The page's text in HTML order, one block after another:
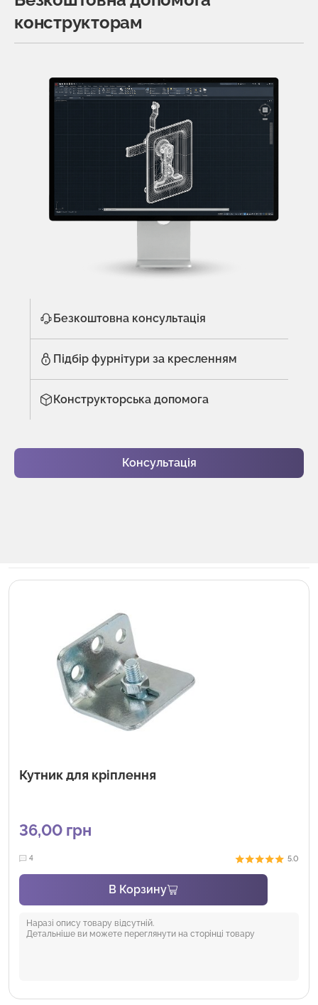
конструкторам
Безкоштовна консультація
Підбір фурнітури за кресленням
Конструкторська допомога
Консультація
Кутник для кріплення
36,00 грн
4 5.0
В Корзину
Наразі опису товару відсутній.
Детальніше ви можете переглянути на сторінці товару